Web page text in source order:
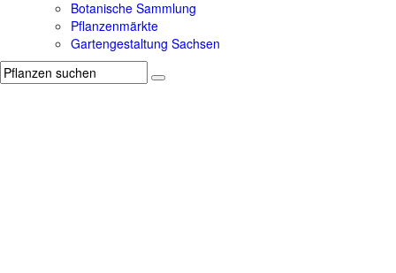
Botanische Sammlung
Pflanzenmärkte
Gartengestaltung Sachsen